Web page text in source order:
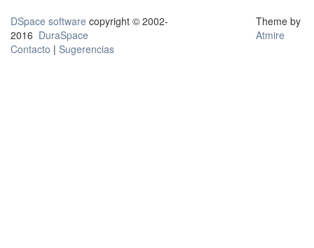
DSpace software copyright © 2002-
2016 DuraSpace
Contacto | Sugerencias
Theme by
Atmire